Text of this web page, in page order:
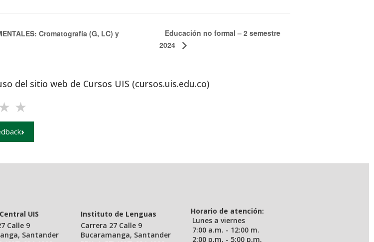
Cromatografía (G, LC) y
Educación no formal – 2 semestre
2024
del sitio web de Cursos UIS (cursos.uis.edu.co)